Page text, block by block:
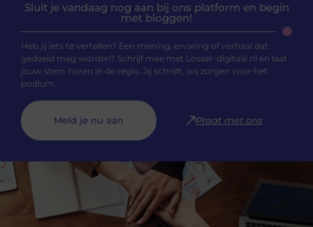
Sluit je vandaag nog aan bij ons platform en begin
met bloggen!
Heb jij iets te vertellen? Een mening, ervaring of verhaal dat
gedeeld mag worden? Schrijf mee met Losser-digitaal.nl en laat
jouw stem horen in de regio. Jij schrijft, wij zorgen voor het
podium.
Meld je nu aan Praat met ons